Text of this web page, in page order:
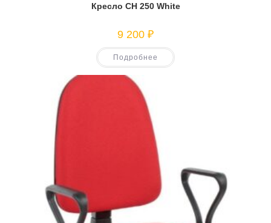
Кресло CH 250 White
9 200 ₽
Подробнее